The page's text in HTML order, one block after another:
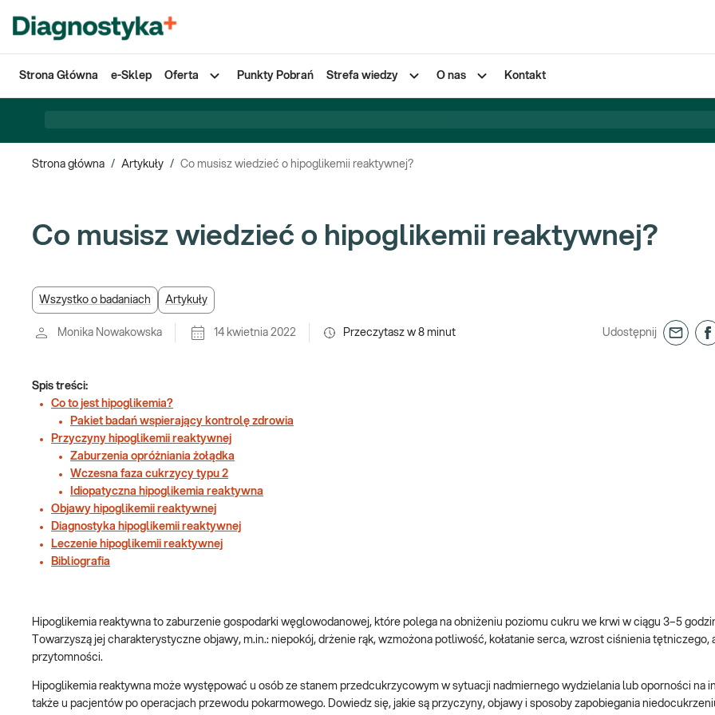
Strona Główna e-Sklep Oferta Punkty Pobrań Strefa wiedzy O nas Kontakt
Strona główna / Artykuły / Co musisz wiedzieć o hipoglikemii reaktywnej?
Co musisz wiedzieć o hipoglikemii reaktywnej?
Wszystko o badaniach Artykuły
Monika Nowakowska 14 kwietnia 2022 Przeczytasz w 8 minut Udostępnij
Spis treści:
Co to jest hipoglikemia?
Pakiet badań wspierający kontrolę zdrowia
Przyczyny hipoglikemii reaktywnej
Zaburzenia opróżniania żołądka
Wczesna faza cukrzycy typu 2
Idiopatyczna hipoglikemia reaktywna
Objawy hipoglikemii reaktywnej
Diagnostyka hipoglikemii reaktywnej
Leczenie hipoglikemii reaktywnej
Bibliografia
Hipoglikemia reaktywna to zaburzenie gospodarki węglowodanowej, które polega na obniżeniu poziomu cukru we krwi w ciągu 3–5
Towarzyszą jej charakterystyczne objawy, m.in.: niepokój, drżenie rąk, wzmożona potliwość, kołatanie serca, wzrost ciśnienia tętniczego,
przytomności.
Hipoglikemia reaktywna może występować u osób ze stanem przedcukrzycowym w sytuacji nadmiernego wydzielania lub oporności na
także u pacjentów po operacjach przewodu pokarmowego. Dowiedz się, jakie są przyczyny, objawy i sposoby zapobiegania